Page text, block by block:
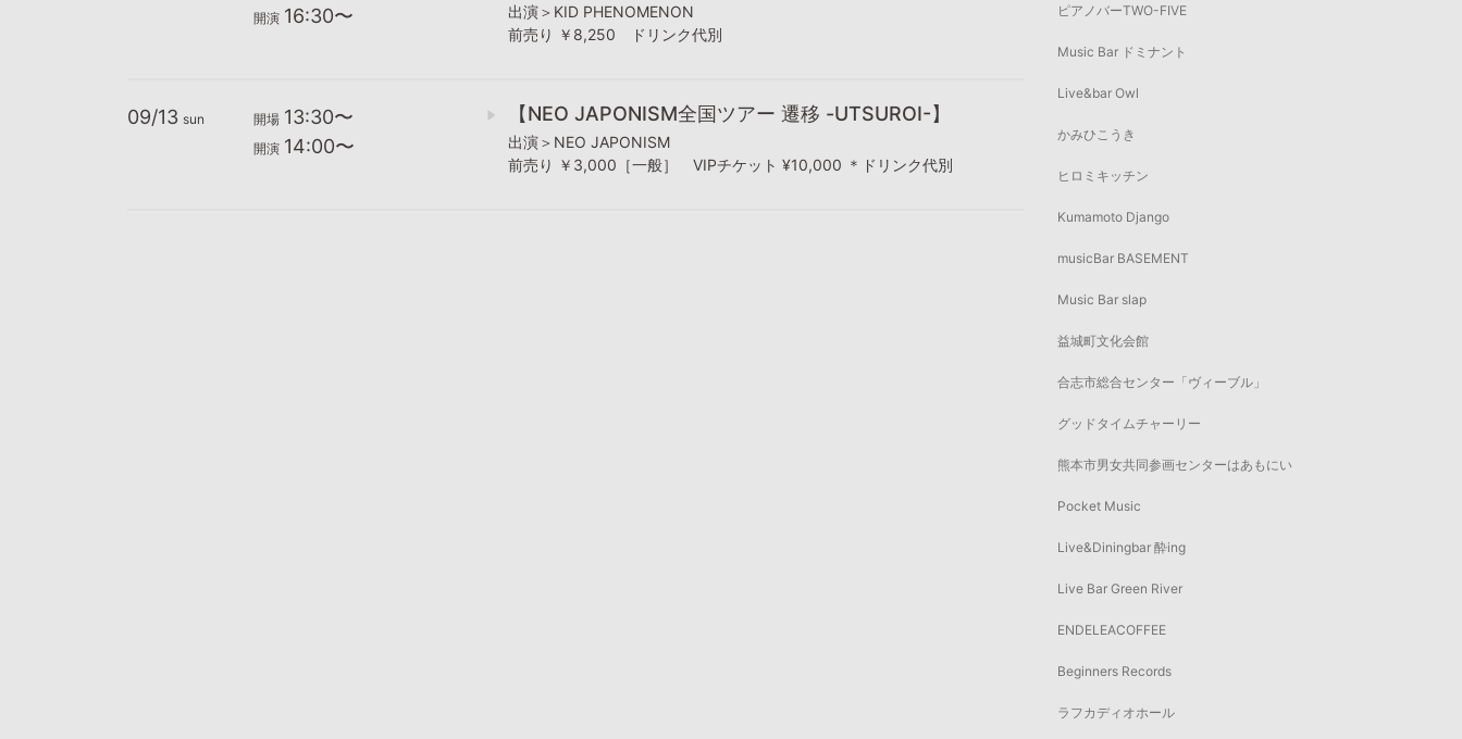
開演 16:30〜
出演＞KID PHENOMENON
前売り ￥8,250 ドリンク代別
09/13 sun 開場 13:30〜
開演 14:00〜
【NEO JAPONISM全国ツアー 遷移 -UTSUROI-】
出演＞NEO JAPONISM
前売り ￥3,000［一般］ VIPチケット ¥10,000 ＊ドリンク代別
ピアノバーTWO-FIVE
Music Bar ドミナント
Live&bar Owl
かみひこうき
ヒロミキッチン
Kumamoto Django
musicBar BASEMENT
Music Bar slap
益城町文化会館
合志市総合センター「ヴィーブル」
グッドタイムチャーリー
熊本市男女共同参画センターはあもにい
Pocket Music
Live&Diningbar 酔ing
Live Bar Green River
ENDELEACOFFEE
Beginners Records
ラフカディオホール